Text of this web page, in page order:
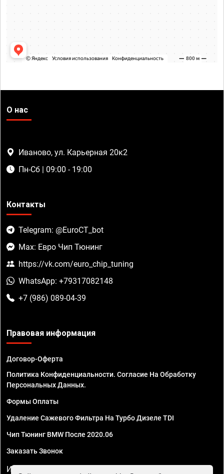
О нас
Иваново, ул. Карьерная 20к2
Пн-Сб | 09:00 - 19:00
Контакты
Telegram: @EuroCT_bot
Max: Евро Чип Тюнинг
https://vk.com/euro_chip_tuning
WhatsApp: +79317082148
+7 (986) 089-04-39
Правовая информация
Договор-Оферта
Политика Конфиденциальности. Согласие На Обработку
Персональных Данных.
Формы Оплаты
Удаление Сажевого Фильтра На Турбо Дизеле TDI
Чип Тюнинг BMW После 2020.06
Заказать Звонок
ИП Смирнов Георгий Павлович. ИНН 781302555843,